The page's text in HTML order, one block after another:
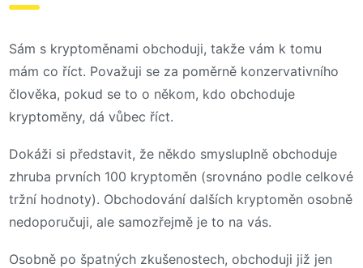
Sám s kryptoměnami obchoduji, takže vám k tomu
mám co říct. Považuji se za poměrně konzervativního
člověka, pokud se to o někom, kdo obchoduje
kryptoměny, dá vůbec říct.
Dokáži si představit, že někdo smysluplně obchoduje
zhruba prvních 100 kryptoměn (srovnáno podle celkové
tržní hodnoty). Obchodování dalších kryptoměn osobně
nedoporučuji, ale samozřejmě je to na vás.
Osobně po špatných zkušenostech, obchoduji již jen